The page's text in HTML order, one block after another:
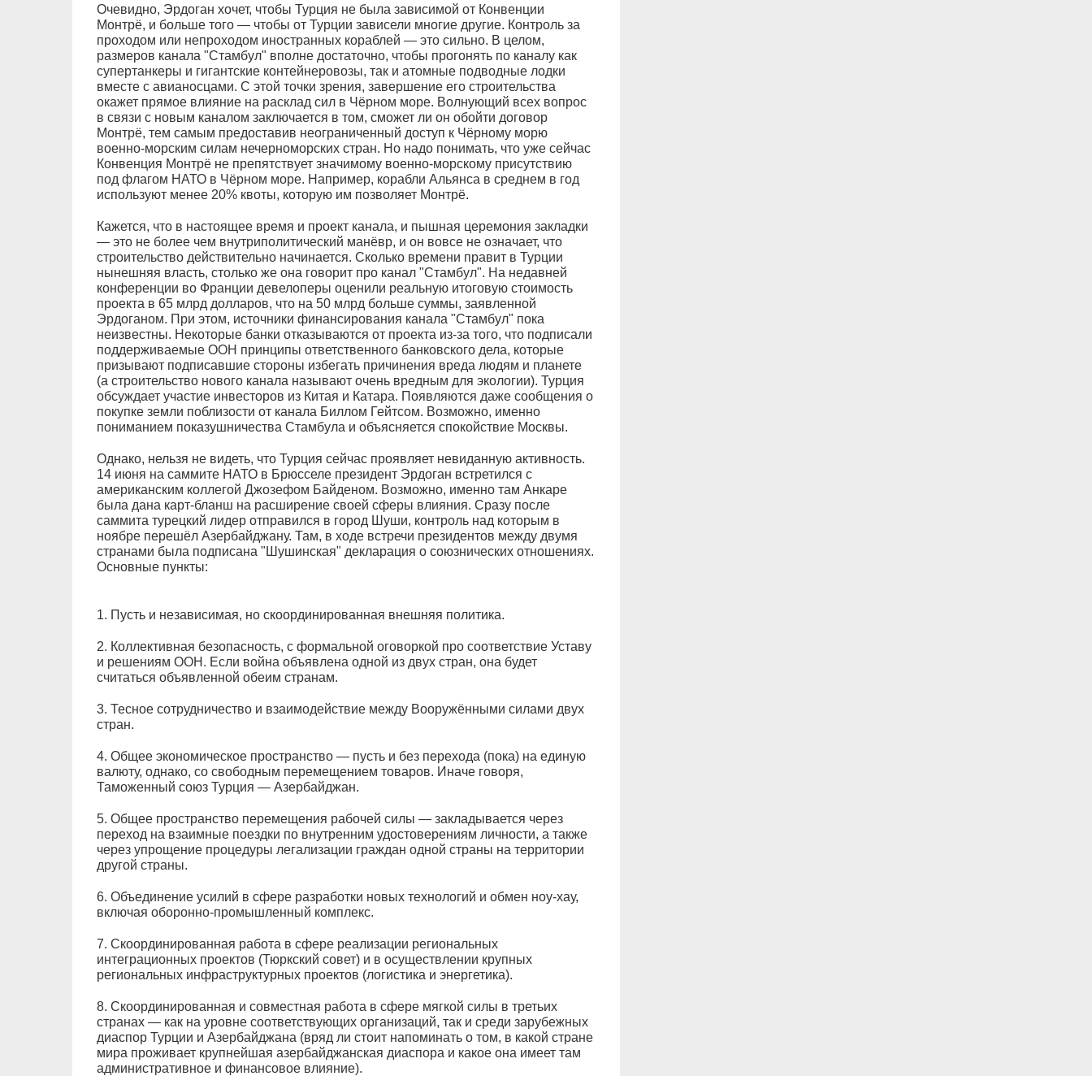
Очевидно, Эрдоган хочет, чтобы Турция не была зависимой от Конвенции
Монтрё, и больше того — чтобы от Турции зависели многие другие. Контроль за
проходом или непроходом иностранных кораблей — это сильно. В целом,
размеров канала "Стамбул" вполне достаточно, чтобы прогонять по каналу как
супертанкеры и гигантские контейнеровозы, так и атомные подводные лодки
вместе с авианосцами. С этой точки зрения, завершение его строительства
окажет прямое влияние на расклад сил в Чёрном море. Волнующий всех вопрос
в связи с новым каналом заключается в том, сможет ли он обойти договор
Монтрё, тем самым предоставив неограниченный доступ к Чёрному морю
военно-морским силам нечерноморских стран. Но надо понимать, что уже сейчас
Конвенция Монтрё не препятствует значимому военно-морскому присутствию
под флагом НАТО в Чёрном море. Например, корабли Альянса в среднем в год
используют менее 20% квоты, которую им позволяет Монтрё.
Кажется, что в настоящее время и проект канала, и пышная церемония закладки
— это не более чем внутриполитический манёвр, и он вовсе не означает, что
строительство действительно начинается. Сколько времени правит в Турции
нынешняя власть, столько же она говорит про канал "Стамбул". На недавней
конференции во Франции девелоперы оценили реальную итоговую стоимость
проекта в 65 млрд долларов, что на 50 млрд больше суммы, заявленной
Эрдоганом. При этом, источники финансирования канала "Стамбул" пока
неизвестны. Некоторые банки отказываются от проекта из-за того, что подписали
поддерживаемые ООН принципы ответственного банковского дела, которые
призывают подписавшие стороны избегать причинения вреда людям и планете
(а строительство нового канала называют очень вредным для экологии). Турция
обсуждает участие инвесторов из Китая и Катара. Появляются даже сообщения о
покупке земли поблизости от канала Биллом Гейтсом. Возможно, именно
пониманием показушничества Стамбула и объясняется спокойствие Москвы.
Однако, нельзя не видеть, что Турция сейчас проявляет невиданную активность.
14 июня на саммите НАТО в Брюсселе президент Эрдоган встретился с
американским коллегой Джозефом Байденом. Возможно, именно там Анкаре
была дана карт-бланш на расширение своей сферы влияния. Сразу после
саммита турецкий лидер отправился в город Шуши, контроль над которым в
ноябре перешёл Азербайджану. Там, в ходе встречи президентов между двумя
странами была подписана "Шушинская" декларация о союзнических отношениях.
Основные пункты:
1. Пусть и независимая, но скоординированная внешняя политика.
2. Коллективная безопасность, с формальной оговоркой про соответствие Уставу
и решениям ООН. Если война объявлена одной из двух стран, она будет
считаться объявленной обеим странам.
3. Тесное сотрудничество и взаимодействие между Вооружёнными силами двух
стран.
4. Общее экономическое пространство — пусть и без перехода (пока) на единую
валюту, однако, со свободным перемещением товаров. Иначе говоря,
Таможенный союз Турция — Азербайджан.
5. Общее пространство перемещения рабочей силы — закладывается через
переход на взаимные поездки по внутренним удостоверениям личности, а также
через упрощение процедуры легализации граждан одной страны на территории
другой страны.
6. Объединение усилий в сфере разработки новых технологий и обмен ноу-хау,
включая оборонно-промышленный комплекс.
7. Скоординированная работа в сфере реализации региональных
интеграционных проектов (Тюркский совет) и в осуществлении крупных
региональных инфраструктурных проектов (логистика и энергетика).
8. Скоординированная и совместная работа в сфере мягкой силы в третьих
странах — как на уровне соответствующих организаций, так и среди зарубежных
диаспор Турции и Азербайджана (вряд ли стоит напоминать о том, в какой стране
мира проживает крупнейшая азербайджанская диаспора и какое она имеет там
административное и финансовое влияние).